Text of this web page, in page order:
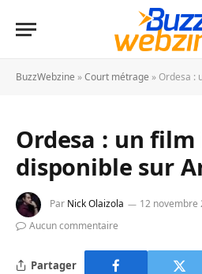
BuzzWebzine »Court métrage » Ordesa :
Ordesa : un
disponible sur
Par Nick Olaizola 12 novembre
Aucun commentaire
Partager